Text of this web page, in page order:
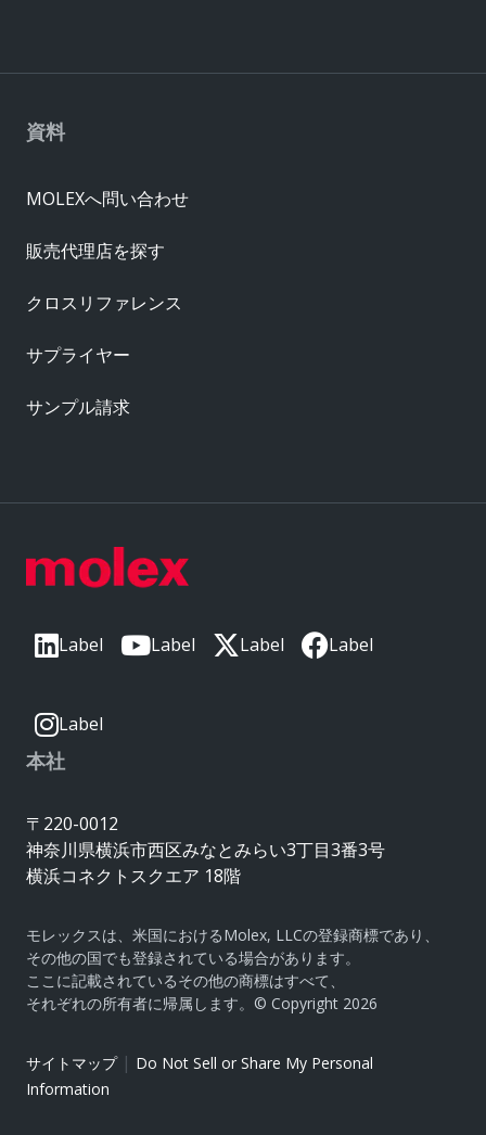
Label Label Label Label
Label
本社
〒220-0012
神奈川県横浜市西区みなとみらい3丁目3番3号
横浜コネクトスクエア 18階
モレックスは、米国におけるMolex, LLCの登録商標であり、
その他の国でも登録されている場合があります。
ここに記載されているその他の商標はすべて、
それぞれの所有者に帰属します。© Copyright 2026
サイトマップ| Do Not Sell or Share My Personal
Information
資料
MOLEXへ問い合わせ
販売代理店を探す
クロスリファレンス
サプライヤー
サンプル請求